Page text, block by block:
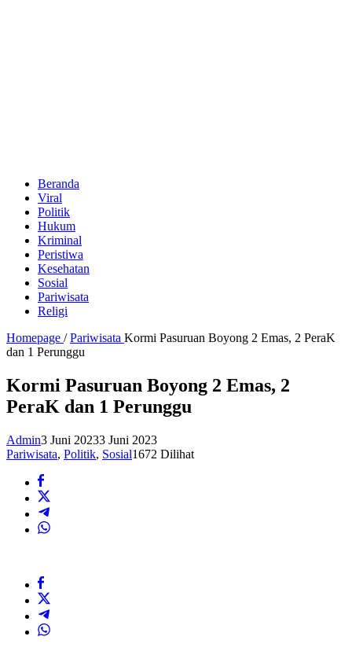
Beranda
Viral
Politik
Hukum
Kriminal
Peristiwa
Kesehatan
Sosial
Pariwisata
Religi
Homepage / Pariwisata Kormi Pasuruan Boyong 2 Emas, 2 PeraK
dan 1 Perunggu
Kormi Pasuruan Boyong 2 Emas, 2
PeraK dan 1 Perunggu
Admin3 Juni 20233 Juni 2023
Pariwisata, Politik, Sosial1672 Dilihat